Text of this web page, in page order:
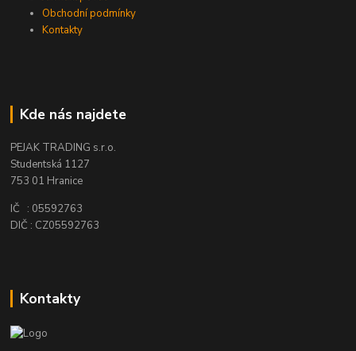
Obchodní podmínky
Kontakty
Kde nás najdete
PEJAK TRADING s.r.o.
Studentská 1127
753 01 Hranice
IČ : 05592763
DIČ : CZ05592763
Kontakty